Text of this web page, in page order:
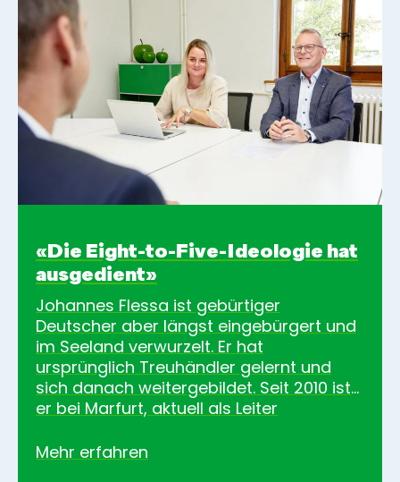
«Die Eight-to-Five-Ideologie hat
ausgedient»
Johannes Flessa ist gebürtiger
Deutscher aber längst eingebürgert und
im Seeland verwurzelt. Er hat
ursprünglich Treuhändler gelernt und
sich danach weitergebildet. Seit 2010 ist
er bei Marfurt, aktuell als Leiter
Geschäftsleitung. Letzten Sommer hat er
Mehr erfahren